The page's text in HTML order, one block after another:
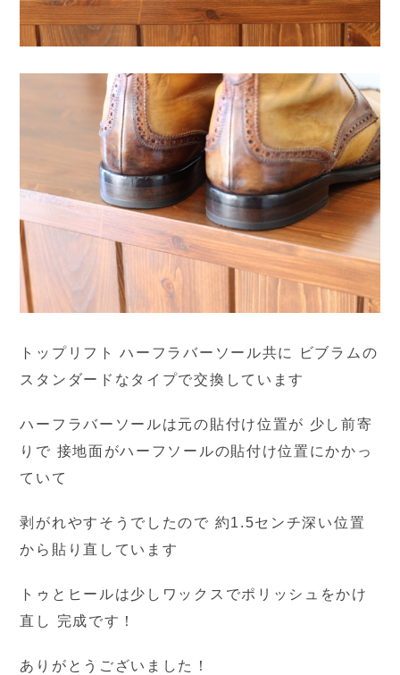
トップリフト ハーフラバーソール共に ビブラムの
スタンダードなタイプで交換しています
ハーフラバーソールは元の貼付け位置が 少し前寄
りで 接地面がハーフソールの貼付け位置にかかっ
ていて
剥がれやすそうでしたので 約1.5センチ深い位置
から貼り直しています
トゥとヒールは少しワックスでポリッシュをかけ
直し 完成です！
ありがとうございました！